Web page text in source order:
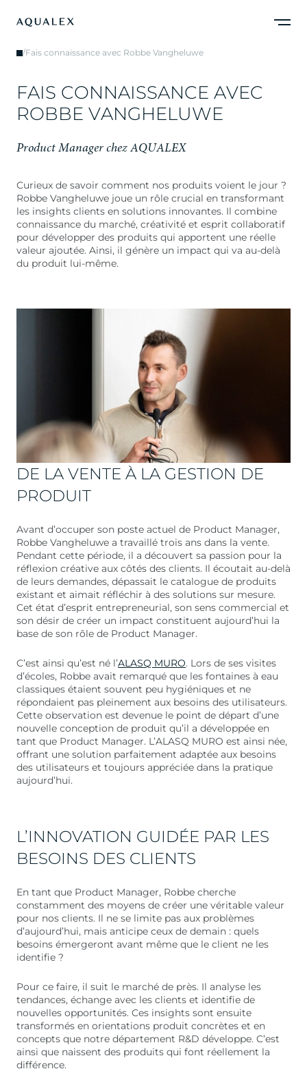
/Fais connaissance avec Robbe Vangheluwe
FAIS CONNAISSANCE AVEC
ROBBE VANGHELUWE
Product Manager chez AQUALEX
Curieux de savoir comment nos produits voient le jour ?
Robbe Vangheluwe joue un rôle crucial en transformant
les insights clients en solutions innovantes. Il combine
connaissance du marché, créativité et esprit collaboratif
pour développer des produits qui apportent une réelle
valeur ajoutée. Ainsi, il génère un impact qui va au-delà
du produit lui-même.
DE LA VENTE À LA GESTION DE
PRODUIT
Avant d’occuper son poste actuel de Product Manager,
Robbe Vangheluwe a travaillé trois ans dans la vente.
Pendant cette période, il a découvert sa passion pour la
réflexion créative aux côtés des clients. Il écoutait au-delà
de leurs demandes, dépassait le catalogue de produits
existant et aimait réfléchir à des solutions sur mesure.
Cet état d’esprit entrepreneurial, son sens commercial et
son désir de créer un impact constituent aujourd’hui la
base de son rôle de Product Manager.
C’est ainsi qu’est né l’ALASQ MURO. Lors de ses visites
d’écoles, Robbe avait remarqué que les fontaines à eau
classiques étaient souvent peu hygiéniques et ne
répondaient pas pleinement aux besoins des utilisateurs.
Cette observation est devenue le point de départ d’une
nouvelle conception de produit qu’il a développée en
tant que Product Manager. L’ALASQ MURO est ainsi née,
offrant une solution parfaitement adaptée aux besoins
des utilisateurs et toujours appréciée dans la pratique
aujourd’hui.
L’INNOVATION GUIDÉE PAR LES
BESOINS DES CLIENTS
En tant que Product Manager, Robbe cherche
constamment des moyens de créer une véritable valeur
pour nos clients. Il ne se limite pas aux problèmes
d’aujourd’hui, mais anticipe ceux de demain : quels
besoins émergeront avant même que le client ne les
identifie ?
Pour ce faire, il suit le marché de près. Il analyse les
tendances, échange avec les clients et identifie de
nouvelles opportunités. Ces insights sont ensuite
transformés en orientations produit concrètes et en
concepts que notre département R&D développe. C’est
ainsi que naissent des produits qui font réellement la
différence.